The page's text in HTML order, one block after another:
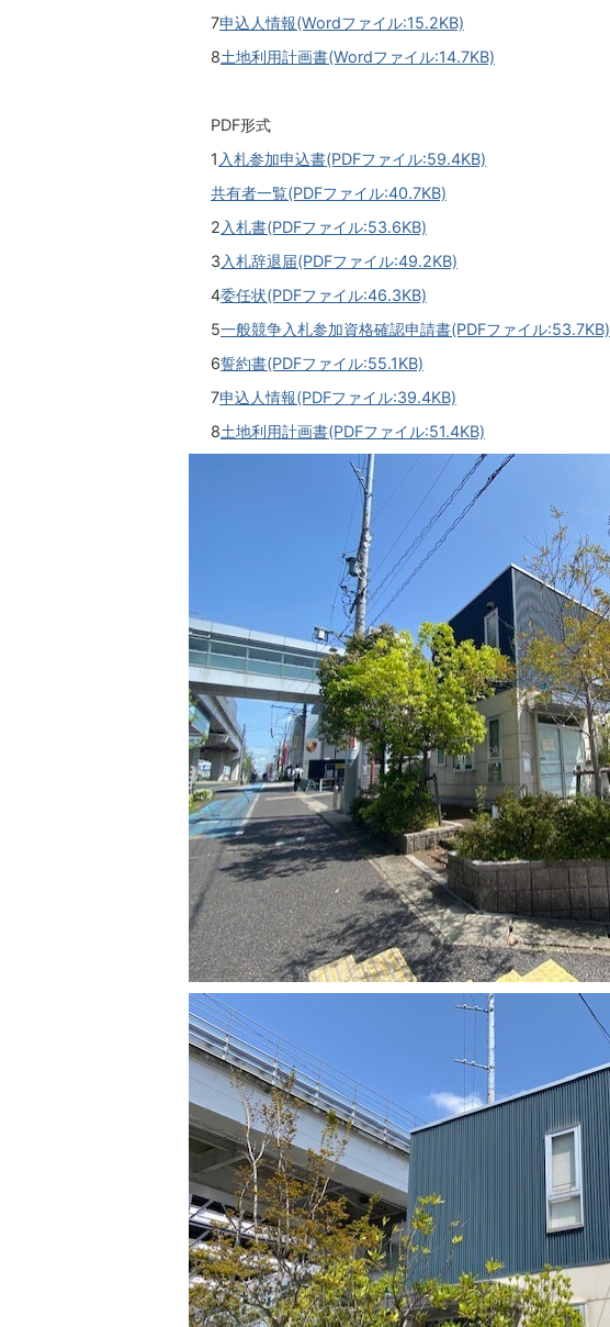
7申込人情報(Wordファイル:15.2KB)
8土地利用計画書(Wordファイル:14.7KB)
PDF形式
1 入札参加申込書(PDFファイル:59.4KB)
共有者一覧(PDFファイル:40.7KB)
2 入札書(PDFファイル:53.6KB)
3 入札辞退届(PDFファイル:49.2KB)
4委任状(PDFファイル:46.3KB)
5一般競争入札参加資格確認申請書(PDFファイル:53.7KB)
6誓約書(PDFファイル:55.1KB)
7申込人情報(PDFファイル:39.4KB)
8土地利用計画書(PDFファイル:51.4KB)